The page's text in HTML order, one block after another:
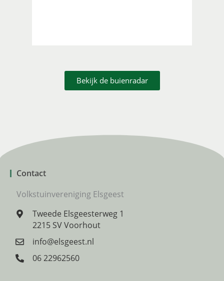
Bekijk de buienradar
Contact
Volkstuinvereniging Elsgeest
Tweede Elsgeesterweg 1
2215 SV Voorhout
info@elsgeest.nl
06 22962560